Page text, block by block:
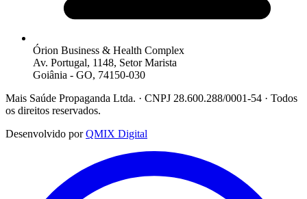
Órion Business & Health Complex
Av. Portugal, 1148, Setor Marista
Goiânia - GO, 74150-030
Mais Saúde Propaganda Ltda. · CNPJ 28.600.288/0001-54 · Todos
os direitos reservados.
Desenvolvido por QMIX Digital